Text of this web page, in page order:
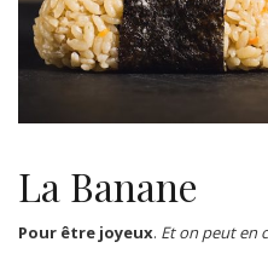
La Banane
Pour être joyeux. Et on peut en